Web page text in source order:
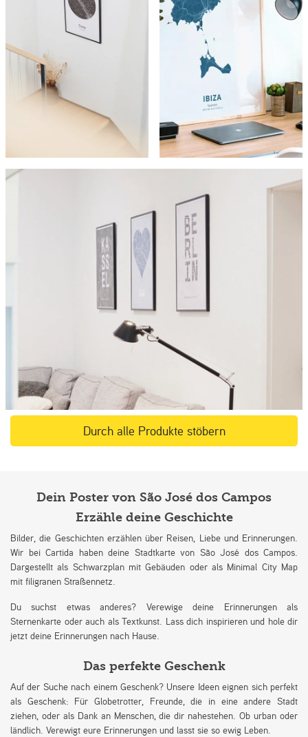
Durch alle Produkte stöbern
Dein Poster von São José dos Campos
Erzähle deine Geschichte
Bilder, die Geschichten erzählen über Reisen, Liebe und Erinnerungen.
Wir bei Cartida haben deine Stadtkarte von São José dos Campos.
Dargestellt als Schwarzplan mit Gebäuden oder als Minimal City Map
mit filigranen Straßennetz.
Du suchst etwas anderes? Verewige deine Erinnerungen als
Sternenkarte oder auch als Textkunst. Lass dich inspirieren und hole dir
jetzt deine Erinnerungen nach Hause.
Das perfekte Geschenk
Auf der Suche nach einem Geschenk? Unsere Ideen eignen sich perfekt
als Geschenk: Für Globetrotter, Freunde, die in eine andere Stadt
ziehen, oder als Dank an Menschen, die dir nahestehen. Ob urban oder
ländlich. Verewigt eure Erinnerungen und lasst sie so ewig Leben.